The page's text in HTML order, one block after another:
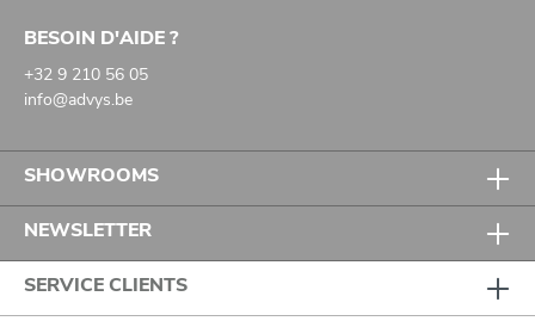
BESOIN D'AIDE ?
+32 9 210 56 05
info@advys.be
SHOWROOMS
NEWSLETTER
SERVICE CLIENTS